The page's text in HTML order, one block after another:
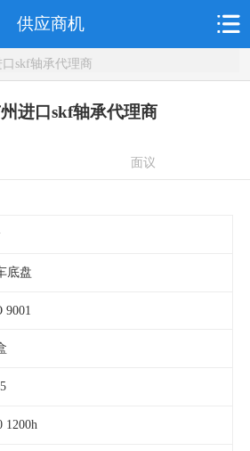
供应商机
skf轴承代理商
进口skf轴承代理商
面议
底盘
9001
1200h